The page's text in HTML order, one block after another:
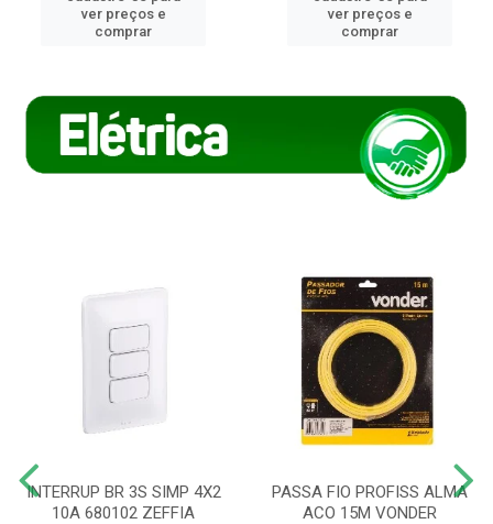
ver preços e
comprar
ver preços e
comprar
INTERRUP BR 3S SIMP 4X2
10A 680102 ZEFFIA
PASSA FIO PROFISS ALMA
ACO 15M VONDER